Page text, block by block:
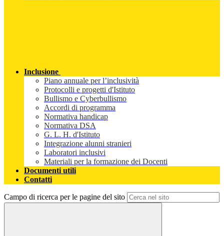
Inclusione
Piano annuale per l’inclusività
Protocolli e progetti d'Istituto
Bullismo e Cyberbullismo
Accordi di programma
Normativa handicap
Normativa DSA
G. L. H. d'Istituto
Integrazione alunni stranieri
Laboratori inclusivi
Materiali per la formazione dei Docenti
Documenti utili
Contatti
Campo di ricerca per le pagine del sito